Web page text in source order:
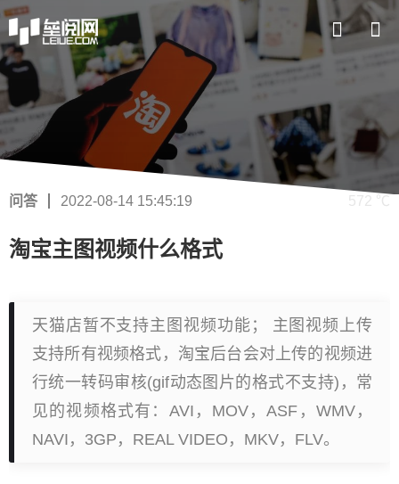
问答 2022-08-14 15:45:19 572 ℃
淘宝主图视频什么格式
天猫店暂不支持主图视频功能； 主图视频上传
支持所有视频格式，淘宝后台会对上传的视频进
行统一转码审核(gif动态图片的格式不支持)，常
见的视频格式有：AVI，MOV，ASF，WMV，
NAVI，3GP，REAL VIDEO，MKV，FLV。